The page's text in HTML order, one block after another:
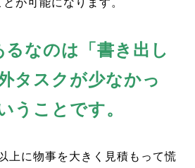
が可能になります。
るなのは「書き出し
タスクが少なかっ
うことです。
上に物事を大きく見積もって慌